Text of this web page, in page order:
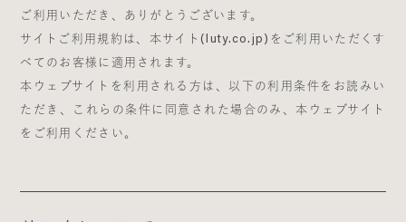
ご利用いただき、ありがとうございます。
サイトご利用規約は、本サイト(luty.co.jp)をご利用いただくす
べてのお客様に適用されます。
本ウェブサイトを利用される方は、以下の利用条件をお読みい
ただき、これらの条件に同意された場合のみ、本ウェブサイト
をご利用ください。